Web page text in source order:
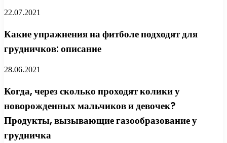
22.07.2021
Какие упражнения на фитболе подходят для
грудничков: описание
28.06.2021
Когда, через сколько проходят колики у
новорожденных мальчиков и девочек?
Продукты, вызывающие газообразование у
грудничка